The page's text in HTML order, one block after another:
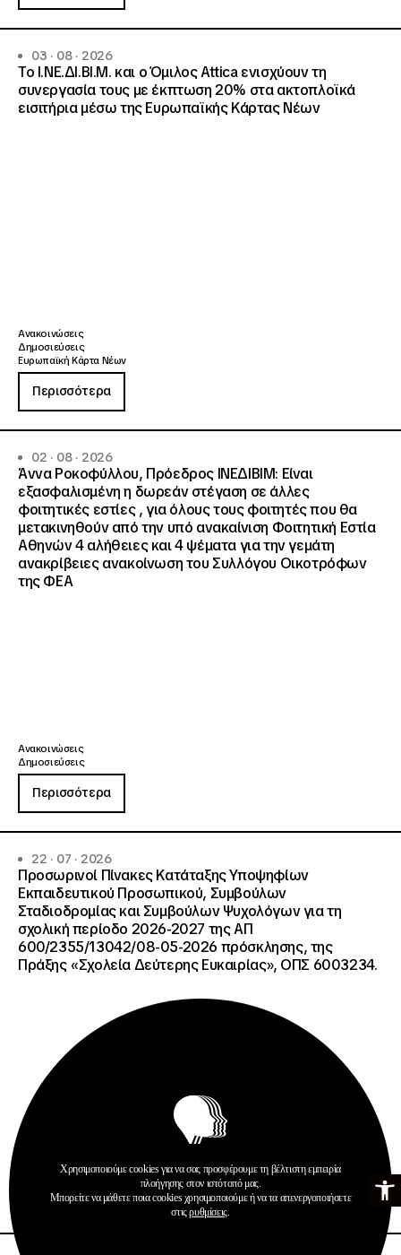
Ανοίξτε
03 · 08 · 2026
Το Ι.ΝΕ.ΔΙ.ΒΙ.Μ. και o Όμιλος Attica ενισχύουν τη
συνεργασία τους με έκπτωση 20% στα ακτοπλοϊκά
εισιτήρια μέσω της Ευρωπαϊκής Κάρτας Νέων
Ανακοινώσεις
Δημοσιεύσεις
Ευρωπαϊκή Κάρτα Νέων
Περισσότερα
02 · 08 · 2026
Άννα Ροκοφύλλου, Πρόεδρος ΙΝΕΔΙΒΙΜ: Είναι
εξασφαλισμένη η δωρεάν στέγαση σε άλλες
φοιτητικές εστίες , για όλους τους φοιτητές που θα
μετακινηθούν από την υπό ανακαίνιση Φοιτητική Εστία
Αθηνών 4 αλήθειες και 4 ψέματα για την γεμάτη
ανακρίβειες ανακοίνωση του Συλλόγου Οικοτρόφων
της ΦΕΑ
Ανακοινώσεις
Δημοσιεύσεις
Περισσότερα
22 · 07 · 2026
Προσωρινοί Πίνακες Κατάταξης Υποψηφίων
Εκπαιδευτικού Προσωπικού, Συμβούλων
Σταδιοδρομίας και Συμβούλων Ψυχολόγων για τη
σχολική περίοδο 2026-2027 της ΑΠ
600/2355/13042/08-05-2026 πρόσκλησης, της
Πράξης «Σχολεία Δεύτερης Ευκαιρίας», ΟΠΣ 6003234.
Σχολεία Δεύτερης Ευκαιρίας
Περισσότερα
Χρησιμοποιούμε cookies για να σας προσφέρουμε τη βέλτιστη εμπειρία
πλοήγησης στον ιστότοπό μας.
Μπορείτε να μάθετε ποια cookies χρησιμοποιούμε ή να τα απενεργοποιήσετε
στιςρυθμίσεις.